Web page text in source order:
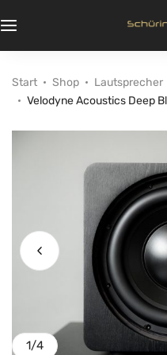
Start Shop Lautsprecher
Velodyne Acoustics Deep
1/4